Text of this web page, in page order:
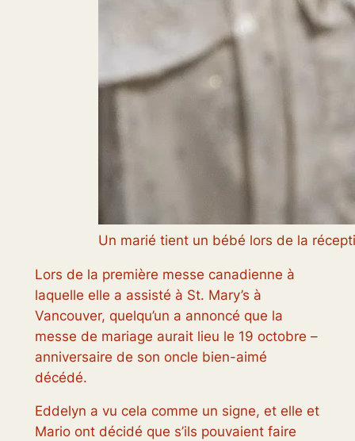
Un marié tient un bébé lors de la
Lors de la première messe canadienne à
laquelle elle a assisté à St. Mary’s à
Vancouver, quelqu’un a annoncé que la
messe de mariage aurait lieu le 19 octobre –
anniversaire de son oncle bien-aimé
décédé.
Eddelyn a vu cela comme un signe, et elle et
Mario ont décidé que s’ils pouvaient faire